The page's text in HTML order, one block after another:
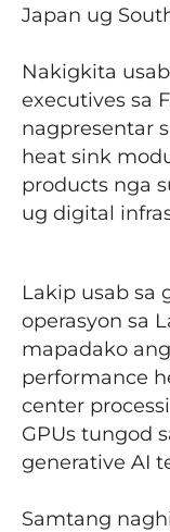
Japan ug
Nakigkita
executives sa
nagpresentar
heat sink
products nga
ug digital
Lakip usab sa
operasyon sa
mapadako
performance
center
GPUs tungod
generative AI
Samtang